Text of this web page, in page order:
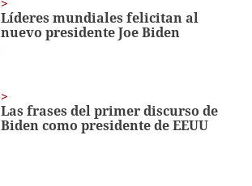
Líderes mundiales felicitan al
nuevo presidente Joe Biden
Las frases del primer discurso de
Biden como presidente de EEUU